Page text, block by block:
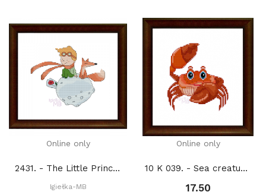
Online only
2431. - The Little Prince 1. (PDF)
Igiełka-MB
Online only
10 K 039. - Sea creatures. Crab (PDF)
17.50